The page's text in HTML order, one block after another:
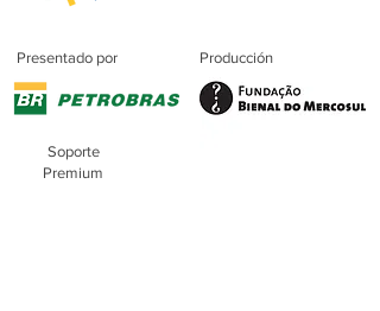
Presentado por Producción
Soporte
Premium